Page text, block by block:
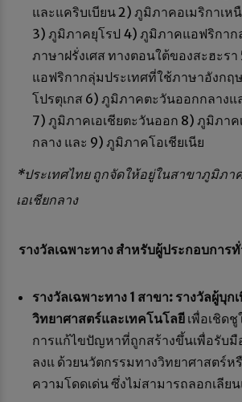
และแคริบเบียน 2) ภูมิภาคอเมริกาเห
3) ภูมิภาคยุโรป 4) ภูมิภาคแอฟริกาก
ภาษาฝรั่งเศส ทางตอนใต้ของสะฮะร
แอฟริกากลุ่มประเทศที่ใช้ภาษาอังกฤ
โปรตุเกส 6) ภูมิภาคตะวันออกกลางแ
7) ภูมิภาคเอเชียตะวันออก 8) ภูมิภาค
กลาง และ 9) ภูมิภาคโอเชียเนีย
*ประเทศไทย ถูกจัดให้อยู่ในสาขาภูมิภา
เอเชียกลาง
รางวัลเฉพาะทาง สำหรับผู้ประกอบการ
รางวัลเฉพาะทาง 1 สาขา: รางวัลผู้บุก
วิทยาศาสตร์และเทคโนโลยี เพื่อเชิด
การแก้ไขปัญหาที่ถูกสร้างขึ้นเพื่อรับมื
ลงแ ด้วยนวัตกรรมทางวิทยาศาสตร์ห
ความโดดเด่น ซึ่งไม่สามารถลอกเลีย